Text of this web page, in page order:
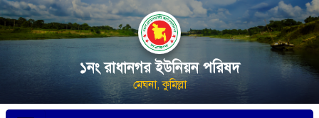
১নং রাধানগর ইউনিয়ন পরিষদ
মেঘনা, কুমিল্লা